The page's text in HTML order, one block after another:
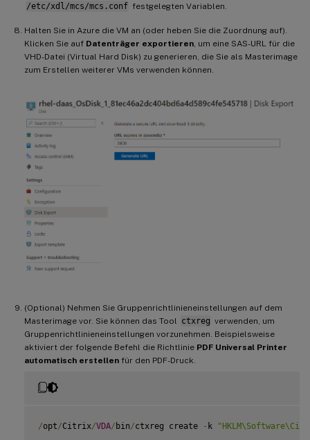
/etc/xdl/mcs/mcs.conf festgelegten Variablen.
Halten Sie in Azure die VM an (oder heben Sie die Zuordnung auf).
Klicken Sie auf Datenträger exportieren , um eine SAS-URL für die
VHD-Datei (Virtual Hard Disk) zu generieren, die Sie als Masterimage
zum Erstellen weiterer VMs verwenden können.
(Optional) Nehmen Sie Gruppenrichtlinieneinstellungen auf dem
Masterimage vor. Sie können das Tool
ctxreg verwenden, um
Gruppenrichtlinieneinstellungen vorzunehmen. Beispielsweise
aktiviert der folgende Befehl die Richtlinie PDF Universal Printer
automatisch erstellen für den PDF-Druck.
/opt/Citrix/VDA/ bin/ctxreg create - k